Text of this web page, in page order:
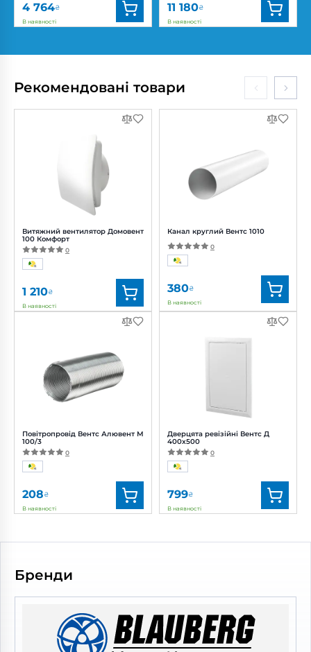
4 764₴
В наявності
Артикул: 0688299771
Потужність:
82, 101, 113 Вт
37, 40, 42 дБ(А)
11 180₴
В наявності
Артикул: 0000227227
250 мм
Потужність:
194 Вт
50 дБ(А)
Рекомендовані товари
Витяжний вентилятор Домовент
100 Комфорт
0
1 210₴
В наявності
Домовент
Діаметр:
100 мм
Потужність:
2 Вт
Рівень шуму:22 дБ(А)
Повітропровід Вентс Алювент М
100/3
0
208₴
В наявності
Артикул:
0000219431
Канал круглий Вентс 1010
0
380₴
В наявності
Вентс
Артикул: 0000224929
Дверцята ревізійні Вентс Д
400x500
0
799₴
В наявності
Артикул: 0687826756
Бренди